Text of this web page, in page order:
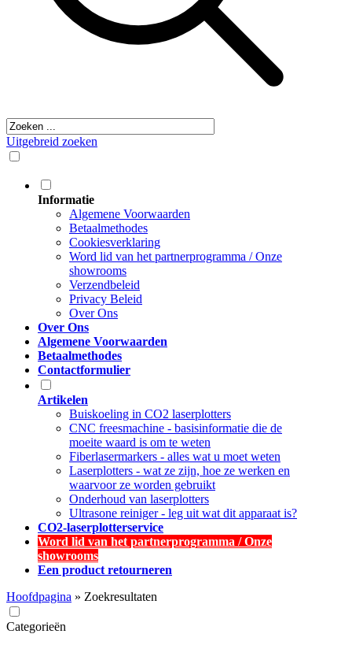
Uitgebreid zoeken
Informatie
Algemene Voorwaarden
Betaalmethodes
Cookiesverklaring
Word lid van het partnerprogramma / Onze
showrooms
Verzendbeleid
Privacy Beleid
Over Ons
Over Ons
Algemene Voorwaarden
Betaalmethodes
Contactformulier
Artikelen
Buiskoeling in CO2 laserplotters
CNC freesmachine - basisinformatie die de
moeite waard is om te weten
Fiberlasermarkers - alles wat u moet weten
Laserplotters - wat ze zijn, hoe ze werken en
waarvoor ze worden gebruikt
Onderhoud van laserplotters
Ultrasone reiniger - leg uit wat dit apparaat is?
CO2-laserplotterservice
Word lid van het partnerprogramma / Onze
showrooms
Een product retourneren
Hoofdpagina » Zoekresultaten
Categorieën